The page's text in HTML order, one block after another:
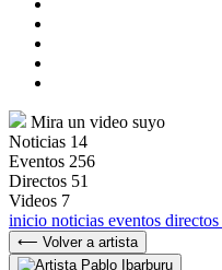
Mira un video suyo
Noticias 14
Eventos 256
Directos 51
Videos 7
inicio noticias eventos directos
⟵ Volver a artista